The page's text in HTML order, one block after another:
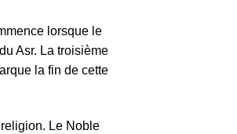
lorsque le
Asr. La troisième
la fin de cette
Le Noble